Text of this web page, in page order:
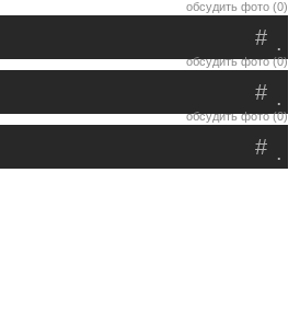
обсудить фото (0)
.
#
обсудить фото (0)
.
#
обсудить фото (0)
.
#